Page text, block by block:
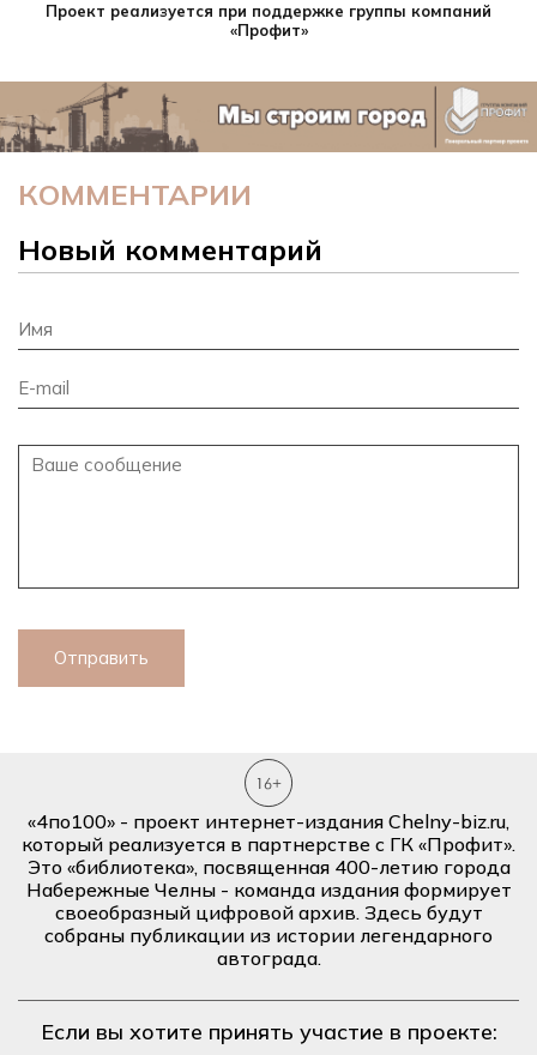
Проект реализуется при поддержке группы компаний
«Профит»
КОММЕНТАРИИ
Новый комментарий
Отправить
«4по100» - проект интернет-издания Chelny-biz.ru,
который реализуется в партнерстве с ГК «Профит».
Это «библиотека», посвященная 400-летию города
Набережные Челны - команда издания формирует
своеобразный цифровой архив. Здесь будут
собраны публикации из истории легендарного
автограда.
Если вы хотите принять участие в проекте: